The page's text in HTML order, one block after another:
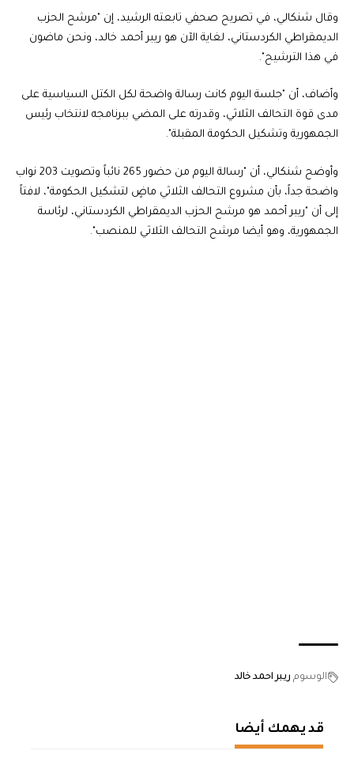
وقال شنكالي، في تصريح صحفي تابعته الرشيد، إن "مرشح الحزب
الديمقراطي الكردستاني، لغاية الآن هو ريبر أحمد خالد، ونحن ماضون
في هذا الترشيح".
وأضاف، أن "جلسة اليوم كانت رسالة واضحة لكل الكتل السياسية على
مدى قوة التحالف الثلاثي، وقدرته على المضي ببرنامجه لانتخاب رئيس
الجمهورية وتشكيل الحكومة المقبلة".
وأوضح شنكالي، أن "رسالة اليوم من حضور 265 نائباً وتصويت 203 نواب
واضحة جداً، بأن مشروع التحالف الثلاثي ماضٍ لتشكيل الحكومة"، لافتاً
إلى أن "ريبر أحمد هو مرشح الحزب الديمقراطي الكردستاني، لرئاسة
الجمهورية، وهو أيضا مرشح التحالف الثلاثي للمنصب".
الوسوم ريبر احمد خالد
قد يهمك أيضا